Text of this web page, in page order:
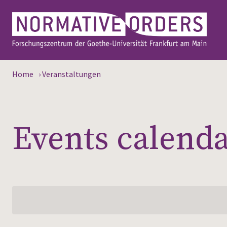
Home ›Veranstaltungen
Events